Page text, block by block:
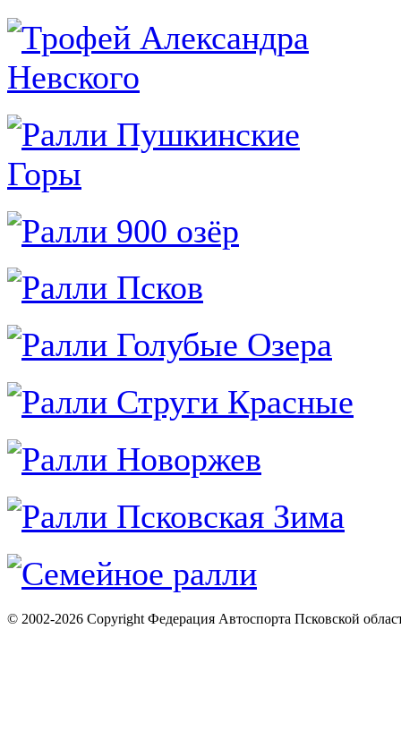
© 2002-2026 Copyright Федерация Автоспорта Псковской